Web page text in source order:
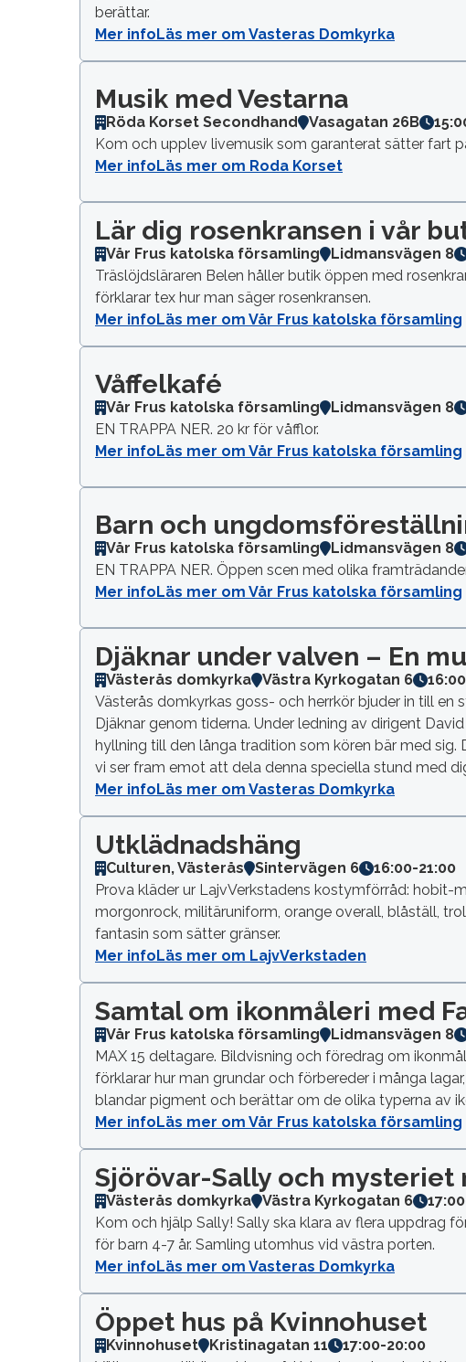
berättar.
Mer infoLäs mer om Vasteras Domkyrka
Musik med Vestarna
Röda Korset Secondhand Vasagatan 26B
Kom och upplev livemusik som garanterat sätter fart
Mer infoLäs mer om Roda Korset
Lär dig rosenkransen i vår
Vår Frus katolska församling Lidmansvägen 8
Träslöjdsläraren Belen håller butik öppen med
förklarar tex hur man säger rosenkransen.
Mer infoLäs mer om Vår Frus katolska församling
Våffelkafé
Vår Frus katolska församling Lidmansvägen 8
EN TRAPPA NER. 20 kr för våfflor.
Mer infoLäs mer om Vår Frus katolska församling
Barn och
Vår Frus katolska församling Lidmansvägen 8
EN TRAPPA NER. Öppen scen med olika
Mer infoLäs mer om Vår Frus katolska församling
Djäknar under valven – En
Västerås domkyrka Västra Kyrkogatan 6 16:00
Västerås domkyrkas goss- och herrkör bjuder in till en
Djäknar genom tiderna. Under ledning av dirigent
hyllning till den långa tradition som kören bär med
vi ser fram emot att dela denna speciella stund med
Mer infoLäs mer om Vasteras Domkyrka
Utklädnadshäng
Culturen, Västerås Sintervägen 6 16:00-21:00
Prova kläder ur LajvVerkstadens kostymförråd: hobit-
morgonrock, militäruniform, orange overall, blåställ,
fantasin som sätter gränser.
Mer infoLäs mer om LajvVerkstaden
Samtal om ikonmåleri med
Vår Frus katolska församling Lidmansvägen 8
MAX 15 deltagare. Bildvisning och föredrag om
förklarar hur man grundar och förbereder i många
blandar pigment och berättar om de olika typerna av
Mer infoLäs mer om Vår Frus katolska församling
Sjörövar-Sally och mysteriet
Västerås domkyrka Västra Kyrkogatan 6 17:00
Kom och hjälp Sally! Sally ska klara av flera uppdrag
för barn 4-7 år. Samling utomhus vid västra porten.
Mer infoLäs mer om Vasteras Domkyrka
Öppet hus på Kvinnohuset
Kvinnohuset Kristinagatan 11 17:00-20:00